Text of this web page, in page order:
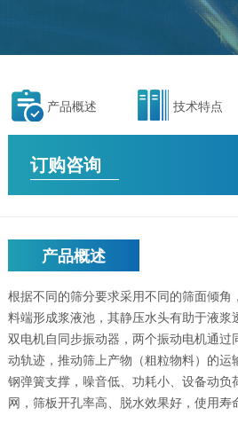
产品概述 技术特点
订购咨询
产品概述
根据不同的筛分要求采用不同的筛面倾
料端形成浆液池，其静压水头有助于液浆
双电机自同步振动器，两个振动电机通过
动轨迹，推动筛上产物（粗粒物料）的
钢弹簧支撑，噪音低、功耗小、设备动负
网，筛板开孔率高、脱水效果好，使用寿